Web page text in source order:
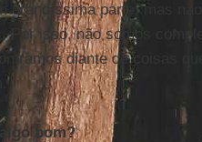
parte, mas não
isso, não somos
diante de coisas
bom?